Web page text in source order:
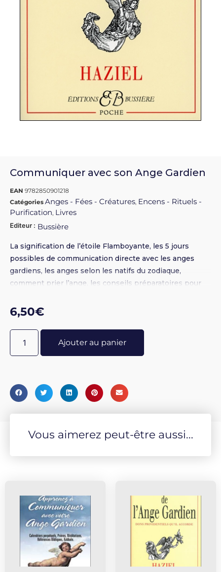
Communiquer avec son Ange Gardien
EAN 9782850901218
Catégories Anges - Fées - Créatures, Encens - Rituels -
Purification, Livres
Editeur : Bussière
La signification de l’étoile Flamboyante, les 5 jours
possibles de communication directe avec les anges
gardiens, les anges selon les natifs du zodiaque,
comment prier l’ange, les conseils préparatoires pour
prières d’action de grâces ...
6,50€
Ajouter au panier
Vous aimerez peut-être aussi...